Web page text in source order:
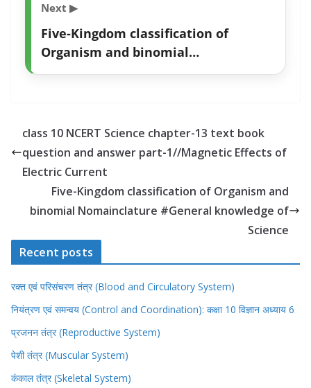
Next ▶
Five-Kingdom classification of
Organism and binomial
Nomainclature #General knowledge
class 10 NCERT Science chapter-13 text book
question and answer part-1//Magnetic Effects of
Electric Current
Five-Kingdom classification of Organism and
binomial Nomainclature #General knowledge of
Science
Recent posts
रक्त एवं परिसंचरण तंत्र (Blood and Circulatory System)
नियंत्रण एवं समन्वय (Control and Coordination): कक्षा 10 विज्ञान अध्याय 6
प्रजनन तंत्र (Reproductive System)
पेशी तंत्र (Muscular System)
कंकाल तंत्र (Skeletal System)